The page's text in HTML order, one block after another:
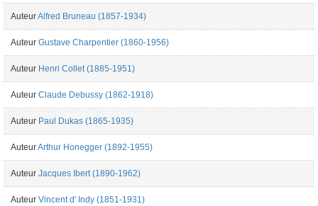
AuteurAlfred Bruneau (1857-1934)
Auteur Gustave Charpentier (1860-1956)
Auteur Henri Collet (1885-1951)
Auteur Claude Debussy (1862-1918)
Auteur Paul Dukas (1865-1935)
AuteurArthur Honegger (1892-1955)
Auteur Jacques Ibert (1890-1962)
Auteur Vincent d' Indy (1851-1931)